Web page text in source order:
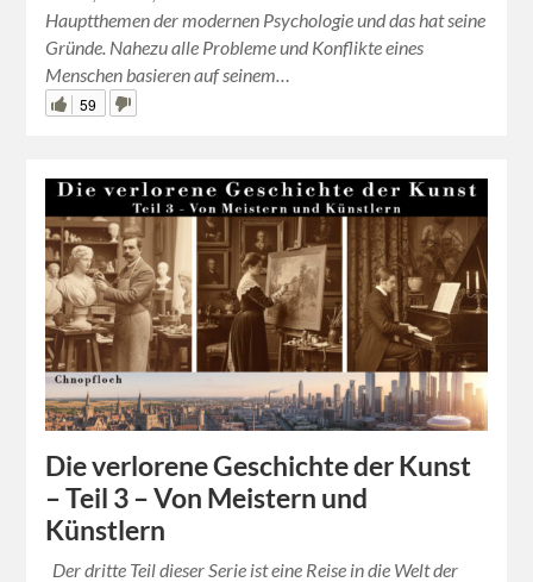
Hauptthemen der modernen Psychologie und das hat seine
Gründe. Nahezu alle Probleme und Konflikte eines
Menschen basieren auf seinem…
59
Die verlorene Geschichte der Kunst
– Teil 3 – Von Meistern und
Künstlern
Der dritte Teil dieser Serie ist eine Reise in die Welt der